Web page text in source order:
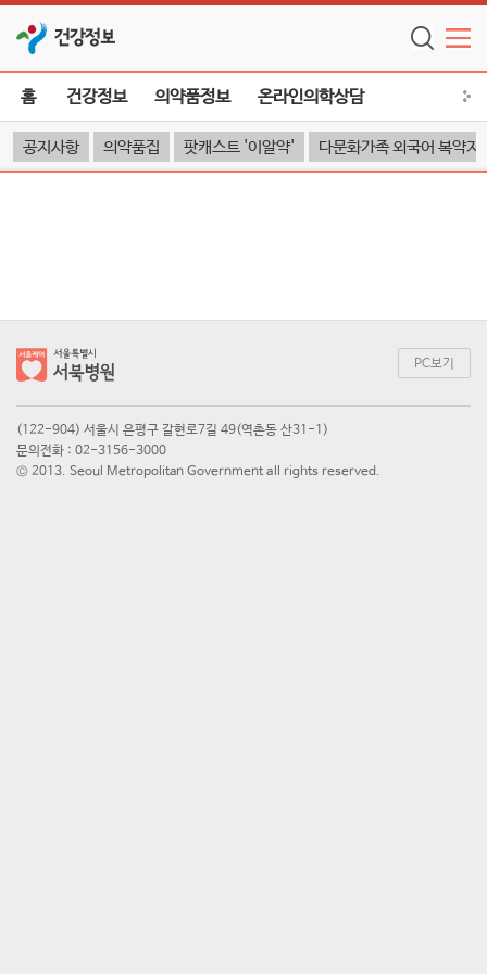
건강정보
홈 건강정보 의약품정보 온라인의학상담
공지사항 의약품집 팟캐스트 '이알약' 다문화가족 외국어 복약지
PC보기
(122-904) 서울시 은평구 갈현로7길 49(역촌동 산31-1)
문의전화 : 02-3156-3000
© 2013. Seoul Metropolitan Government all rights reserved.